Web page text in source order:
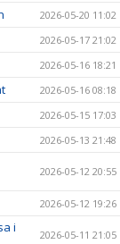
2026-05-20 11:02
2026-05-17 21:02
2026-05-16 18:21
2026-05-16 08:18
2026-05-15 17:03
2026-05-13 21:48
2026-05-12 20:55
2026-05-12 19:26
i
2026-05-11 21:05